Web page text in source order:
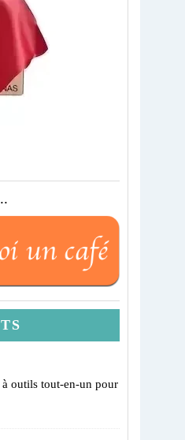
outils tout-en-un pour